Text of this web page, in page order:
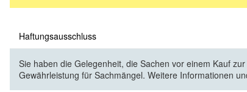
Haftungsausschluss
Sie haben die Gelegenheit, die Sachen vor einem Kauf
Gewährleistung für Sachmängel. Weitere Informationen